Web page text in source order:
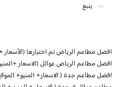
ينبع
افضل مطاعم الرياض تم اختيارها (الأسعار
افضل مطاعم الرياض عوائل (الاسعار
افضل مطاعم جدة ( الاسعار+ المنيو+